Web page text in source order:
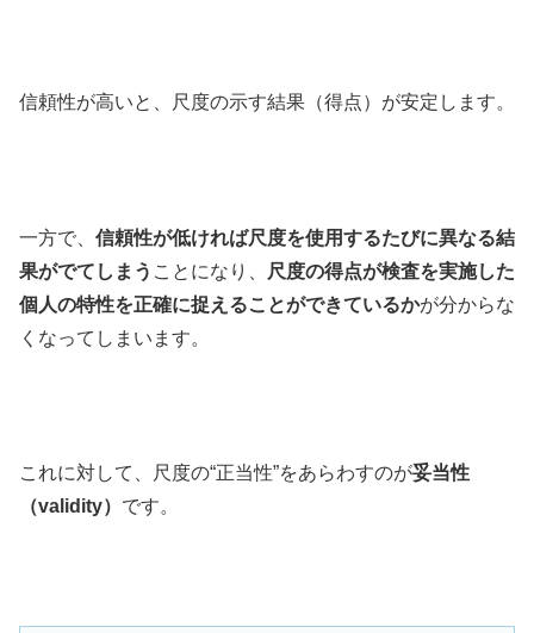
信頼性が高いと、尺度の示す結果（得点）が安定します。
一方で、 信頼性が低ければ尺度を使用するたびに異なる結
果がでてしまう ことになり、
尺度の得点が検査を実施した
個人の特性を正確に捉えることができているかが分からな
くなってしまいます。
これに対して、尺度の“正当性”をあらわすのが妥当性
（validity） です。